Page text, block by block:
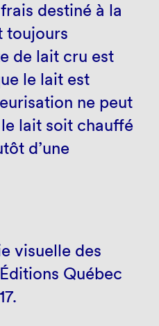
destiné à la
toujours
de lait cru est
le lait est
ne peut
le lait soit chauffé
d’une
visuelle des
Québec